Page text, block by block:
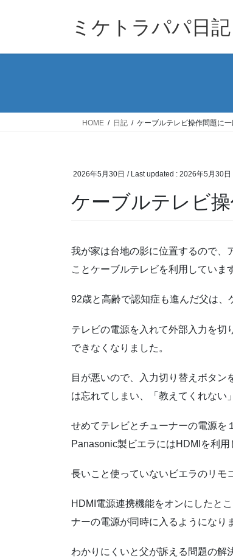
ミケトラパパ日記
HOME 日記 ケーブルテレビ操作問題に
2026年5月30日 / Last updated : 2026年5月30日
ケーブルテレビ
我が家は台地の影に位置するので、
ことケーブルテレビを利用していま
92歳と高齢で認知症も進んだ父は、
テレビの電源を入れて外部入力を切
できなくなりました。
目が悪いので、入力切り替えボタン
は忘れてしまい、「教えてくれない
せめてテレビとチューナーの電源を
Panasonic製ビエラにはHDMIを利
長いこと使っていないビエラのリモ
HDMI電源連携機能をオンにしたと
ナーの電源が同時に入るようになり
わかりにくいと父が訴える問題の解